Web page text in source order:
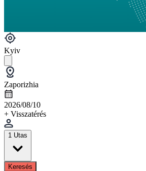
Kyiv
Zaporizhia
2026/08/10
+ Visszatérés
1 Utas
Keresés